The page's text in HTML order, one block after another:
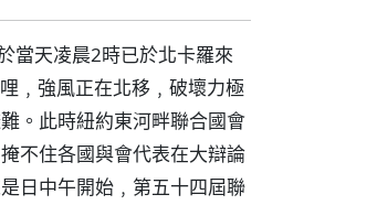
當天凌晨2時已於北卡羅來
﹐強風正在北移﹐破壞力極
。此時紐約東河畔聯合國會
不住各國與會代表在大辯論
日中午開始﹐第五十四屆聯